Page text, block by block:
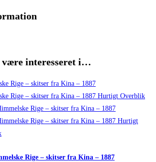
være interesseret i…
Hurtigt Overblik
Hurtigt
Rige – skitser fra Kina – 1887